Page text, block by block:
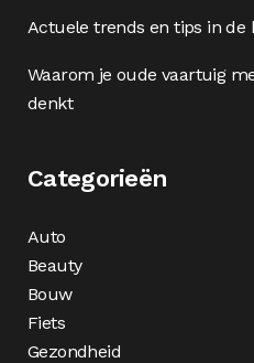
Actuele trends en tips in de
Waarom je oude vaartuig
denkt
Categorieën
Auto
Beauty
Bouw
Fiets
Gezondheid